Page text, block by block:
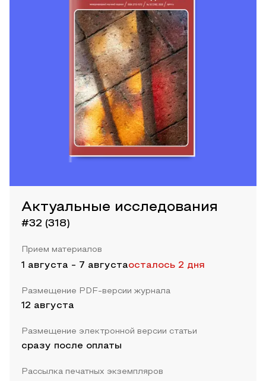
Актуальные исследования
#32 (318)
Прием материалов
1 августа - 7 августаосталось 2 дня
Размещение PDF-версии журнала
12 августа
Размещение электронной версии статьи
сразу после оплаты
Рассылка печатных экземпляров